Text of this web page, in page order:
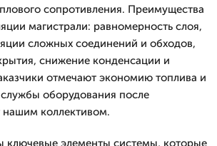
сопротивления. Преимущества
магистрали: равномерность слоя,
сложных соединений и обходов,
снижение конденсации и
отмечают экономию топлива и
оборудования после
нашим коллективом.
ключевые элементы системы, которые